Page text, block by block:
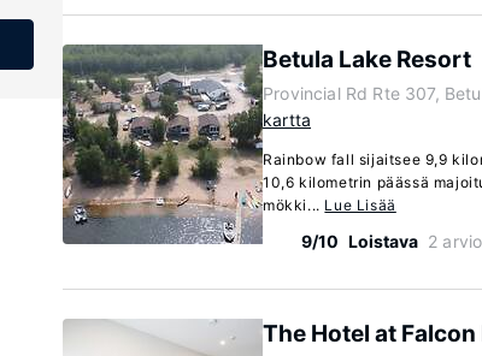
Betula Lake Resort
Provincial Rd Rte 307,
kartta
Rainbow fall sijaitsee 9,9
10,6 kilometrin päässä
mökki... Lue Lisää
9/10 Loistava 2
The Hotel at Falcon